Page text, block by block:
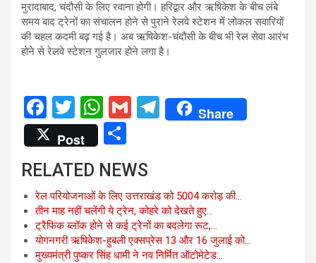
मुरादाबाद, चंदौसी के लिए रवाना होगी। हरिद्वार और ऋषिकेश के बीच लंबे
समय बाद ट्रेनों का संचालन होने से पुराने रेलवे स्टेशन में लोकल सवारियों
की चहल कदमी बढ़ गई है। अब ऋषिकेश-चंदौसी के बीच भी रेल सेवा आरंभ
होने से रेलवे स्टेशन गुलजार होने लगा है।
F
a
ce
b
o
o
k
T
wi
tt
er
W
h
at
s
A
p
p
G
T
a
m
Share
Post
h
ar
e
RELATED NEWS
रेल परियोजनाओं के लिए उत्तराखंड को 5004 करोड़ की…
तीन माह नहीं चलेंगी ये ट्रेन, कोहरे को देखते हुए…
ट्रैफिक ब्लॉक होने से कई ट्रेनों का बदलेगा रूट,…
योगनगरी ऋषिकेश-हुबली एक्सप्रेस 13 और 16 जुलाई को…
मुख्यमंत्री पुष्कर सिंह धामी ने नव निर्मित ऑटोमेटेड…